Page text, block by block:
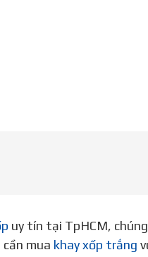
uy tín tại TpHCM,
mua khay xốp trắng